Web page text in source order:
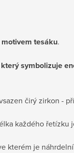
tesáku.
symbolizuje
čirý zirkon -
každého řetízku
kterém je